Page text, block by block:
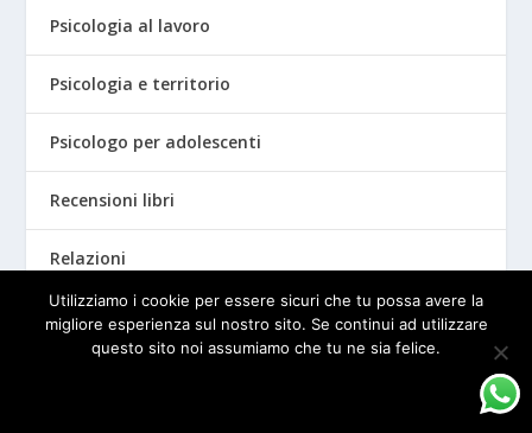
Psicologia al lavoro
Psicologia e territorio
Psicologo per adolescenti
Recensioni libri
Relazioni
Ricomincio da me
Utilizziamo i cookie per essere sicuri che tu possa avere la
migliore esperienza sul nostro sito. Se continui ad utilizzare
questo sito noi assumiamo che tu ne sia felice.